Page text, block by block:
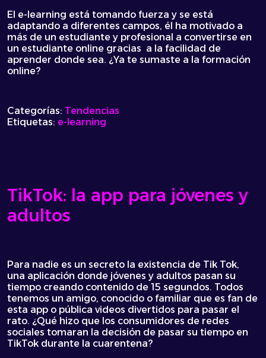
El e-learning está tomando fuerza y se está
adaptando a diferentes campos, él ha motivado a
más de un estudiante y profesional a convertirse en
un estudiante online gracias a la facilidad de
aprender donde sea. ¿Ya te sumaste a la formación
online?
Categorías: Tendencias
Etiquetas: e-learning
TikTok: la app para jóvenes y
adultos
Para nadie es un secreto la existencia de Tik Tok,
una aplicación donde jóvenes y adultos pasan su
tiempo creando contenido de 15 segundos. Todos
tenemos un amigo, conocido o familiar que es fan de
esta app o pública videos divertidos para pasar el
rato. ¿Qué hizo que los consumidores de redes
sociales tomaran la decisión de pasar su tiempo en
TikTok durante la cuarentena?